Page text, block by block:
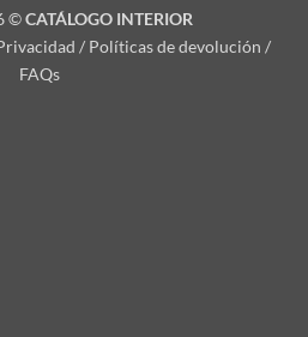
©CATÁLOGO INTERIOR
/ Políticas de devolución /
FAQs